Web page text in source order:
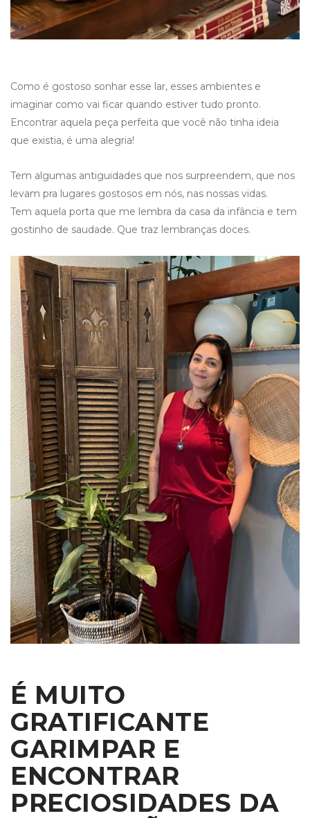
Como é gostoso sonhar esse lar, esses ambientes e
imaginar como vai ficar quando estiver tudo pronto.
Encontrar aquela peça perfeita que você não tinha ideia
que existia, é uma alegria!
Tem algumas antiguidades que nos surpreendem, que nos
levam pra lugares gostosos em nós, nas nossas vidas.
Tem aquela porta que me lembra da casa da infância e tem
gostinho de saudade. Que traz lembranças doces.
É MUITO
GRATIFICANTE
GARIMPAR E
ENCONTRAR
PRECIOSIDADES DA